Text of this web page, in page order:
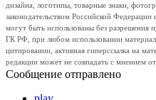
дизайна, логотипы, товарные знаки,
законодательством Российской
могут быть использованы без разрешения
ГК РФ, при любом использовании
цитировании, активная гиперссылка на
редакции может не совпадать с мнением
Сообщение отправлено